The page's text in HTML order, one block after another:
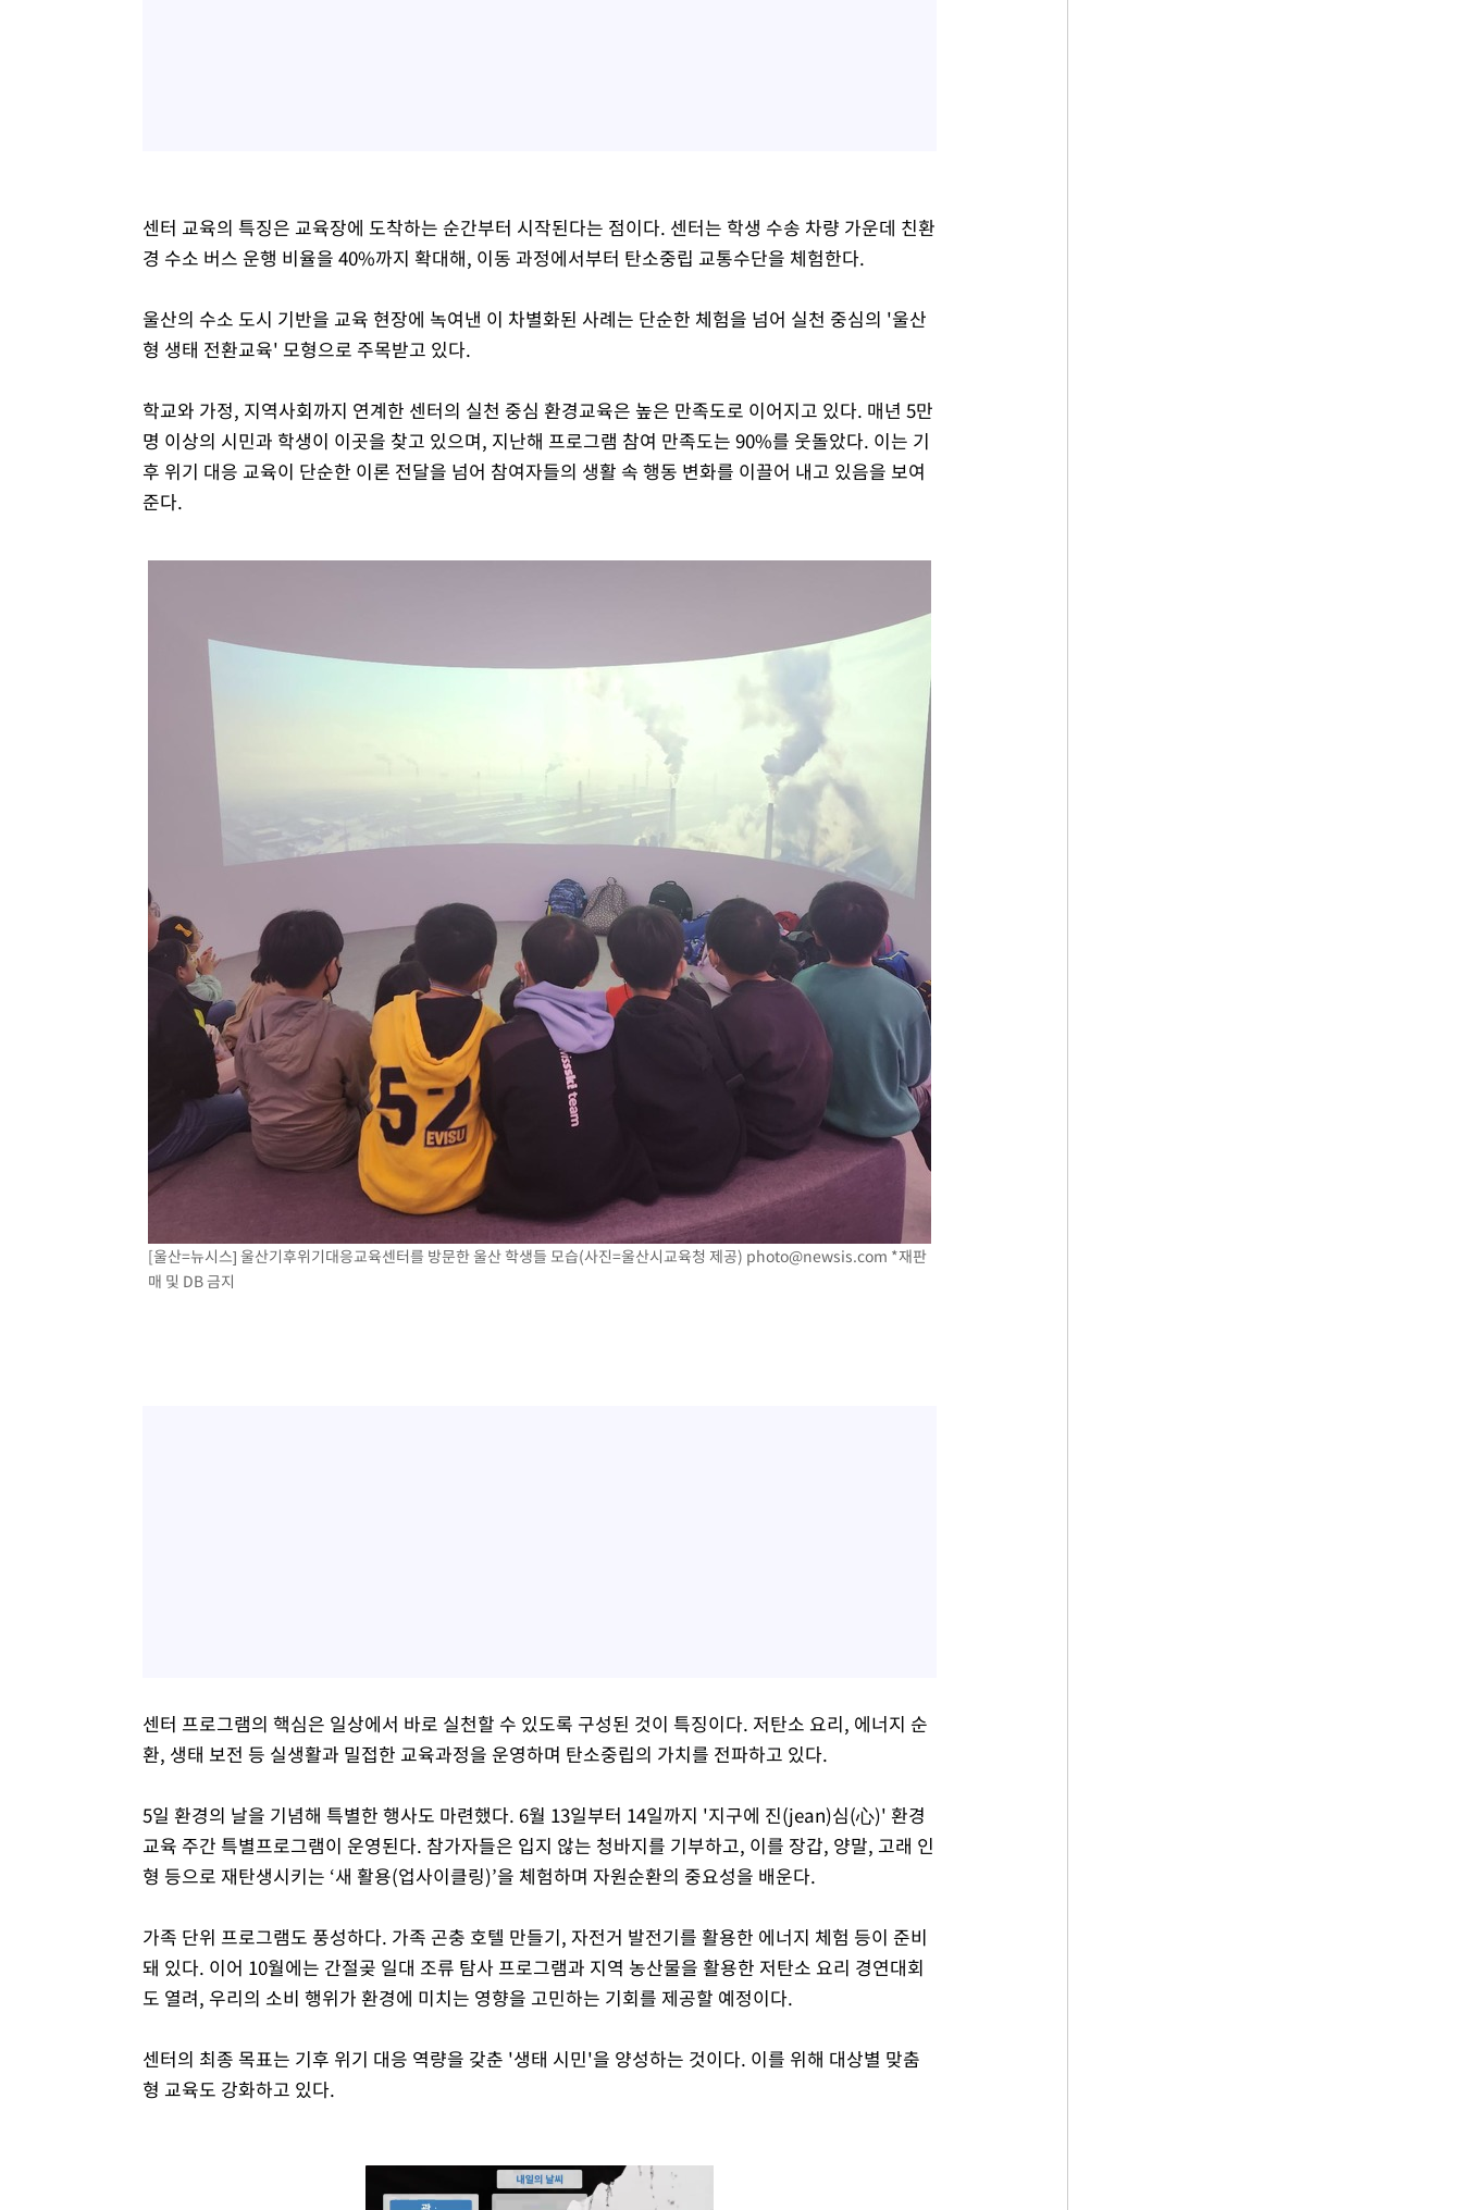
센터 교육의 특징은 교육장에 도착하는 순간부터 시작된다는 점이다. 센터는 학생 수송 차량 가운데 친환
경 수소 버스 운행 비율을 40%까지 확대해, 이동 과정에서부터 탄소중립 교통수단을 체험한다.
울산의 수소 도시 기반을 교육 현장에 녹여낸 이 차별화된 사례는 단순한 체험을 넘어 실천 중심의 '울산
형 생태 전환교육' 모형으로 주목받고 있다.
학교와 가정, 지역사회까지 연계한 센터의 실천 중심 환경교육은 높은 만족도로 이어지고 있다. 매년 5만
명 이상의 시민과 학생이 이곳을 찾고 있으며, 지난해 프로그램 참여 만족도는 90%를 웃돌았다. 이는 기
후 위기 대응 교육이 단순한 이론 전달을 넘어 참여자들의 생활 속 행동 변화를 이끌어 내고 있음을 보여
준다.
[울산=뉴시스] 울산기후위기대응교육센터를 방문한 울산 학생들 모습(사진=울산시교육청 제공) photo@newsis.com *재판
매 및 DB 금지
센터 프로그램의 핵심은 일상에서 바로 실천할 수 있도록 구성된 것이 특징이다. 저탄소 요리, 에너지 순
환, 생태 보전 등 실생활과 밀접한 교육과정을 운영하며 탄소중립의 가치를 전파하고 있다.
5일 환경의 날을 기념해 특별한 행사도 마련했다. 6월 13일부터 14일까지 '지구에 진(jean)심(心)' 환경
교육 주간 특별프로그램이 운영된다. 참가자들은 입지 않는 청바지를 기부하고, 이를 장갑, 양말, 고래 인
형 등으로 재탄생시키는 ‘새 활용(업사이클링)’을 체험하며 자원순환의 중요성을 배운다.
가족 단위 프로그램도 풍성하다. 가족 곤충 호텔 만들기, 자전거 발전기를 활용한 에너지 체험 등이 준비
돼 있다. 이어 10월에는 간절곶 일대 조류 탐사 프로그램과 지역 농산물을 활용한 저탄소 요리 경연대회
도 열려, 우리의 소비 행위가 환경에 미치는 영향을 고민하는 기회를 제공할 예정이다.
센터의 최종 목표는 기후 위기 대응 역량을 갖춘 '생태 시민'을 양성하는 것이다. 이를 위해 대상별 맞춤
형 교육도 강화하고 있다.